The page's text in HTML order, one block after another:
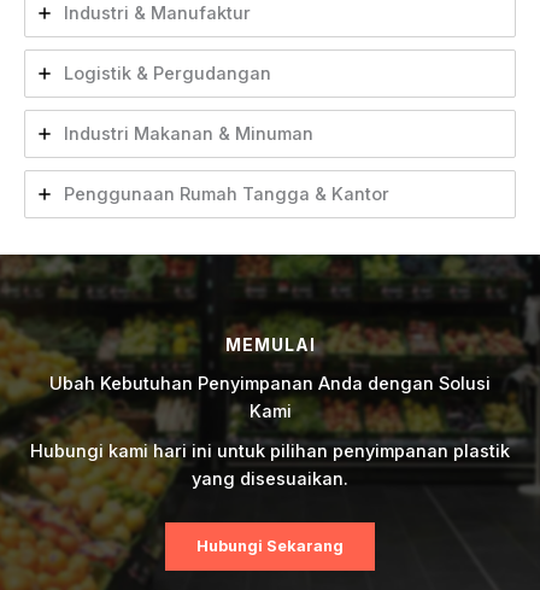
Industri & Manufaktur
Logistik & Pergudangan
Industri Makanan & Minuman
Penggunaan Rumah Tangga & Kantor
MEMULAI
Ubah Kebutuhan Penyimpanan Anda dengan Solusi
Kami
Hubungi kami hari ini untuk pilihan penyimpanan plastik
yang disesuaikan.
Hubungi Sekarang